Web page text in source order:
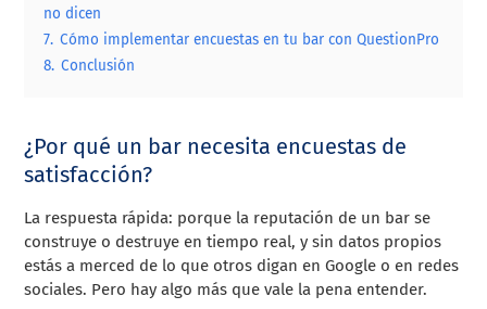
no dicen
7. Cómo implementar encuestas en tu bar con QuestionPro
8. Conclusión
¿Por qué un bar necesita encuestas de
satisfacción?
La respuesta rápida: porque la reputación de un bar se
construye o destruye en tiempo real, y sin datos propios
estás a merced de lo que otros digan en Google o en redes
sociales. Pero hay algo más que vale la pena entender.